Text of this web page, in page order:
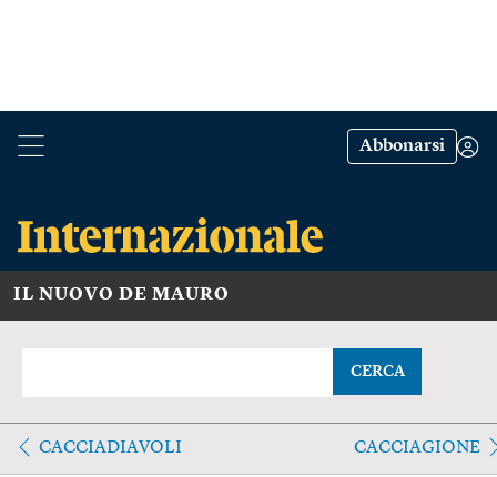
Abbonarsi
IL NUOVO DE MAURO
CERCA
CACCIADIAVOLI CACCIAGIONE